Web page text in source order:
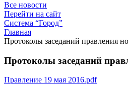
Все новости
Перейти на сайт
Система “Город”
Главная
Протоколы заседаний правления
Протоколы заседаний
Правление 19 мая 2016.pdf